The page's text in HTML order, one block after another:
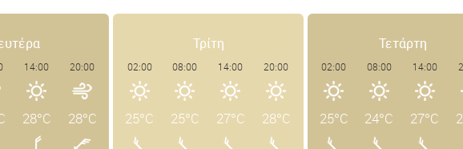
14:00
28°C
20:00
28°C
Τρίτη
02:00
25°C
08:00
25°C
14:00
27°C
20:00
28°C
Τετάρτη
02:00
25°C
08:00
24°C
14:00
27°C